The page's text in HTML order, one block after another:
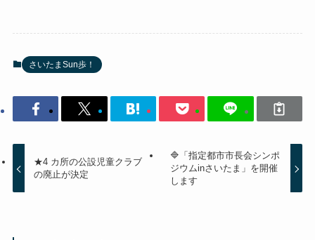
さいたまSun歩！
★4 カ所の公設児童クラブ
の廃止が決定
🔷「指定都市市長会シンポ
ジウムinさいたま」を開催
します